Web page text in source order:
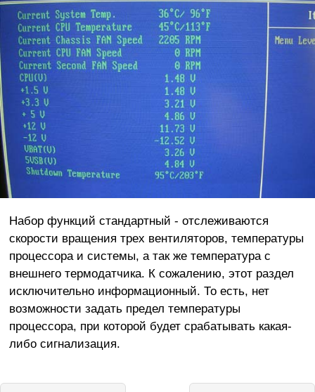
Набор функций стандартный - отслеживаются
скорости вращения трех вентиляторов, температуры
процессора и системы, а так же температура с
внешнего термодатчика. К сожалению, этот раздел
исключительно информационный. То есть, нет
возможности задать предел температуры
процессора, при которой будет срабатывать какая-
либо сигнализация.